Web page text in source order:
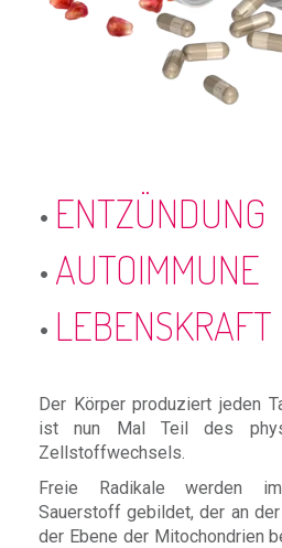
ENTZÜNDUNG
AUTOIMMUNE
LEBENSKRAFT
Der Körper produziert jeden
ist nun Mal Teil des
Zellstoffwechsels.
Freie Radikale werden
Sauerstoff gebildet, der an
der Ebene der Mitochondrien